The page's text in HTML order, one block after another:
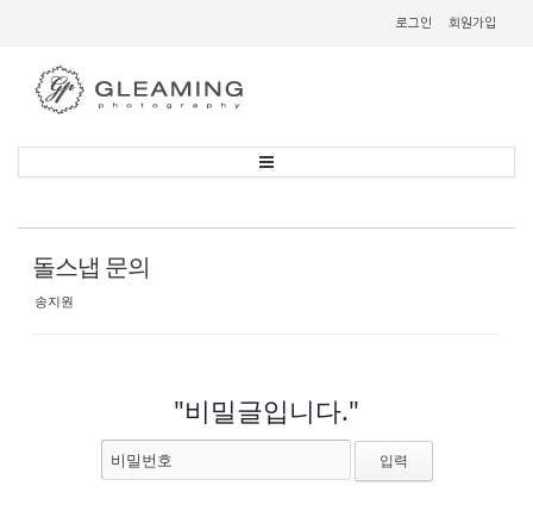
로그인 회원가입
돌스냅 문의
송지원
"비밀글입니다."
비밀번호
스케치북5
스케치북5